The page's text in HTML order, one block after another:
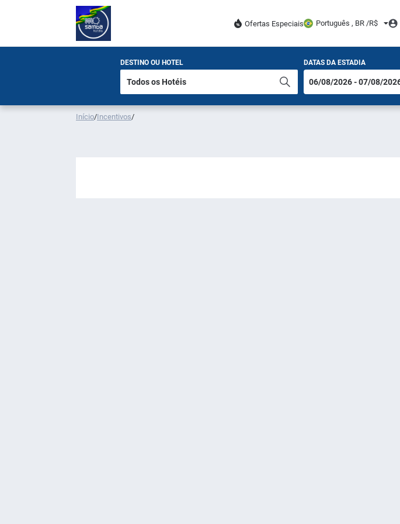
Ofertas Especiais Português , BR /R$
DESTINO OU HOTEL DATAS DA ESTADIA
Início/Incentivos/